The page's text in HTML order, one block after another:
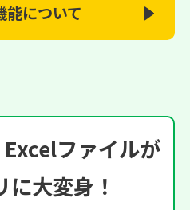
能について
ファイルが
大変身！